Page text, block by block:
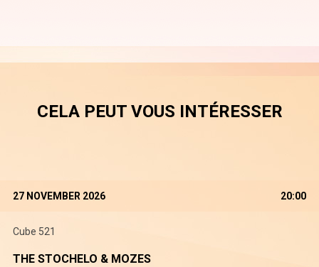
CELA PEUT VOUS INTÉRESSER
27 NOVEMBER 2026 20:00
Cube 521
THE STOCHELO & MOZES